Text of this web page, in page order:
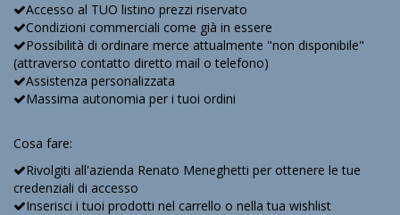
Accesso al TUO listino prezzi riservato
Condizioni commerciali come già in essere
Possibilità di ordinare merce attualmente "non disponibile"
(attraverso contatto diretto mail o telefono)
Assistenza personalizzata
Massima autonomia per i tuoi ordini
Cosa fare:
Rivolgiti all'azienda Renato Meneghetti per ottenere le tue
credenziali di accesso
Inserisci i tuoi prodotti nel carrello o nella tua wishlist